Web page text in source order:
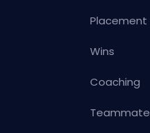
Placement
Wins
Coaching
Teammate